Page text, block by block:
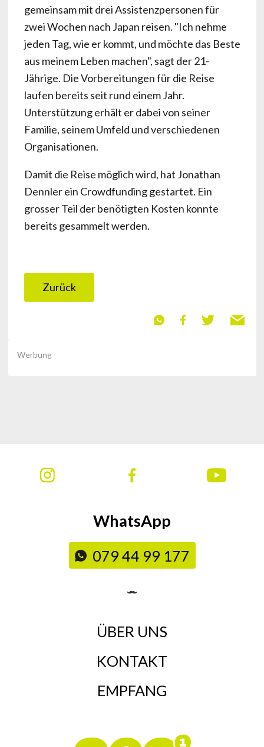
gemeinsam mit drei Assistenzpersonen für
zwei Wochen nach Japan reisen. "Ich nehme
jeden Tag, wie er kommt, und möchte das Beste
aus meinem Leben machen", sagt der 21-
Jährige. Die Vorbereitungen für die Reise
laufen bereits seit rund einem Jahr.
Unterstützung erhält er dabei von seiner
Familie, seinem Umfeld und verschiedenen
Organisationen.
Damit die Reise möglich wird, hat Jonathan
Dennler ein Crowdfunding gestartet. Ein
grosser Teil der benötigten Kosten konnte
bereits gesammelt werden.
Zurück
Werbung
WhatsApp
079 44 99 177
ÜBER UNS
KONTAKT
EMPFANG